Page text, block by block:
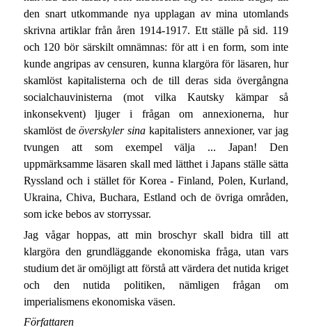
den snart utkommande nya upplagan av mina utomlands
skrivna artiklar från åren 1914-1917. Ett ställe på sid. 119
och 120 bör särskilt omnämnas: för att i en form, som inte
kunde angripas av censuren, kunna klargöra för läsaren, hur
skamlöst kapitalisterna och de till deras sida övergångna
socialchauvinisterna (mot vilka Kautsky kämpar så
inkonsekvent) ljuger i frågan om annexionerna, hur
skamlöst deöverskyler sina kapitalisters annexioner, var jag
tvungen att som exempel välja ... Japan! Den
uppmärksamme läsaren skall med lätthet i Japans ställe sätta
Ryssland och i stället för Korea - Finland, Polen, Kurland,
Ukraina, Chiva, Buchara, Estland och de övriga områden,
som icke bebos av storryssar.
Jag vågar hoppas, att min broschyr skall bidra till att
klargöra den grundläggande ekonomiska fråga, utan vars
studium det är omöjligt att förstå att värdera det nutida kriget
och den nutida politiken, nämligen frågan om
imperialismens ekonomiska väsen.
Författaren